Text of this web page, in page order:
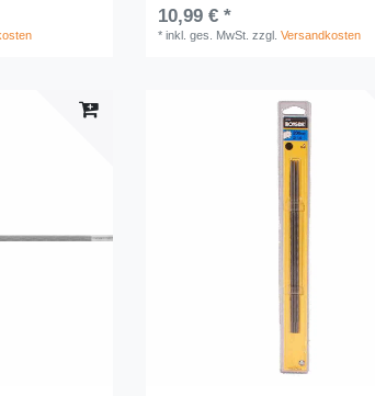
10,99 € *
*inkl. ges. MwSt. zzgl.Versandkosten